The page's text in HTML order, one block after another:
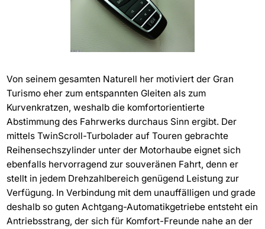
Von seinem gesamten Naturell her motiviert der Gran
Turismo eher zum entspannten Gleiten als zum
Kurvenkratzen, weshalb die komfortorientierte
Abstimmung des Fahrwerks durchaus Sinn ergibt. Der
mittels TwinScroll-Turbolader auf Touren gebrachte
Reihensechszylinder unter der Motorhaube eignet sich
ebenfalls hervorragend zur souveränen Fahrt, denn er
stellt in jedem Drehzahlbereich genügend Leistung zur
Verfügung. In Verbindung mit dem unauffälligen und grade
deshalb so guten Achtgang-Automatikgetriebe entsteht ein
Antriebsstrang, der sich für Komfort-Freunde nahe an der